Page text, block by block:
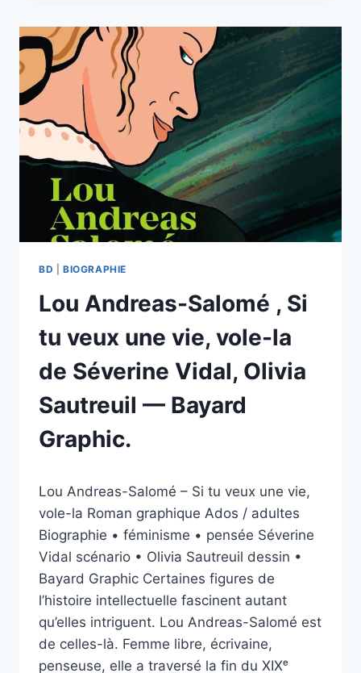
–
TOME
1
:
LE
PEUPLE
DU
GRENIER
DE
DALENA,
LAPUSS’
—
DUPUIS.
BD BIOGRAPHIE
Lou Andreas-Salomé , Si
tu veux une vie, vole-la
de Séverine Vidal, Olivia
Sautreuil — Bayard
Graphic.
esther.vernier@gmail.com
Lou Andreas-Salomé – Si tu veux une vie,
vole-la Roman graphique Ados / adultes
Biographie • féminisme • pensée Séverine
Vidal scénario • Olivia Sautreuil dessin •
Bayard Graphic Certaines figures de
l’histoire intellectuelle fascinent autant
qu’elles intriguent. Lou Andreas-Salomé est
de celles-là. Femme libre, écrivaine,
penseuse, elle a traversé la fin du XIXᵉ